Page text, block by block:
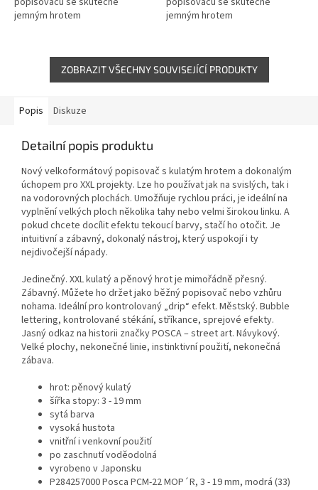
jemným hrotem
jemným hrotem
ZOBRAZIT VŠECHNY SOUVISEJÍCÍ PRODUKTY
Popis Diskuze
Detailní popis produktu
Nový velkoformátový popisovač s kulatým hrotem a dokonalým
úchopem pro XXL projekty. Lze ho používat jak na svislých, tak i
na vodorovných plochách. Umožňuje rychlou práci, je ideální na
vyplnění velkých ploch několika tahy nebo velmi širokou linku. A
pokud chcete docílit efektu tekoucí barvy, stačí ho otočit. Je
intuitivní a zábavný, dokonalý nástroj, který uspokojí i ty
nejdivočejší nápady.
Jedinečný. XXL kulatý a pěnový hrot je mimořádně přesný.
Zábavný. Můžete ho držet jako běžný popisovač nebo vzhůru
nohama. Ideální pro kontrolovaný „drip“ efekt. Městský. Bubble
lettering, kontrolované stékání, stříkance, sprejové efekty.
Jasný odkaz na historii značky POSCA – street art. Návykový.
Velké plochy, nekonečné linie, instinktivní použití, nekonečná
zábava.
hrot: pěnový kulatý
šířka stopy: 3 - 19 mm
sytá barva
vysoká hustota
vnitřní i venkovní použití
po zaschnutí voděodolná
vyrobeno v Japonsku
P284257000 Posca PCM-22 MOP´R, 3 - 19 mm, modrá (33)